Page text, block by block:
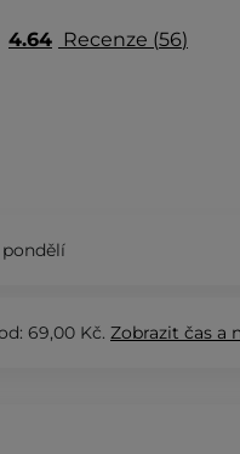
4.64 Recenze 56
69,00 Kč. Zobrazit čas a